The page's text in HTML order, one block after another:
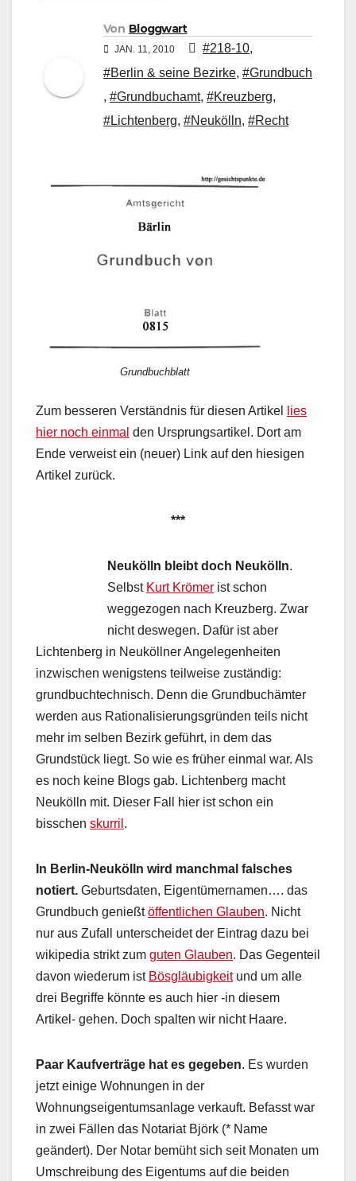
Von Bloggwart
JAN. 11, 2010 #218-10,
#Berlin & seine Bezirke, #Grundbuch
, #Grundbuchamt, #Kreuzberg,
#Lichtenberg, #Neukölln, #Recht
Grundbuchblatt
Zum besseren Verständnis für diesen Artikel
lies
hier noch einmal den Ursprungsartikel. Dort am
Ende verweist ein (neuer) Link auf den hiesigen
Artikel zurück.
***
Neukölln bleibt doch Neukölln.
Selbst Kurt Krömer ist schon
weggezogen nach Kreuzberg. Zwar
nicht deswegen. Dafür ist aber
Lichtenberg in Neuköllner Angelegenheiten
inzwischen wenigstens teilweise zuständig:
grundbuchtechnisch. Denn die Grundbuchämter
werden aus Rationalisierungsgründen teils nicht
mehr im selben Bezirk geführt, in dem das
Grundstück liegt. So wie es früher einmal war. Als
es noch keine Blogs gab. Lichtenberg macht
Neukölln mit. Dieser Fall hier ist schon ein
bisschen skurril .
In Berlin-Neukölln wird manchmal falsches
notiert. Geburtsdaten, Eigentümernamen…. das
Grundbuch genießtöffentlichen Glauben. Nicht
nur aus Zufall unterscheidet der Eintrag dazu bei
wikipedia strikt zum guten Glauben. Das Gegenteil
davon wiederum ist Bösgläubigkeitund um alle
drei Begriffe könnte es auch hier -in diesem
Artikel- gehen. Doch spalten wir nicht Haare.
Paar Kaufverträge hat es gegeben. Es wurden
jetzt einige Wohnungen in der
Wohnungseigentumsanlage verkauft. Befasst war
in zwei Fällen das Notariat Björk (* Name
geändert). Der Notar bemüht sich seit Monaten um
Umschreibung des Eigentums auf die beiden